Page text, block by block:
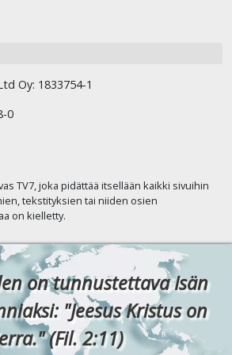
Oy: 1833754-1
0
TV7, joka pidättää itsellään kaikki sivuihin
tekstityksien tai niiden osien
on kielletty.
on tunnustettava Isän
"Jeesus Kristus on
(Fil. 2:11)